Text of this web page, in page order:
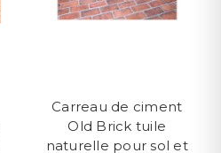
Carreau de ciment
Old Brick tuile
naturelle pour sol et